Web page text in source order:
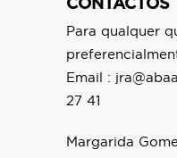
CONTACTOS
Para qualquer
Email :
27 41
Margarida